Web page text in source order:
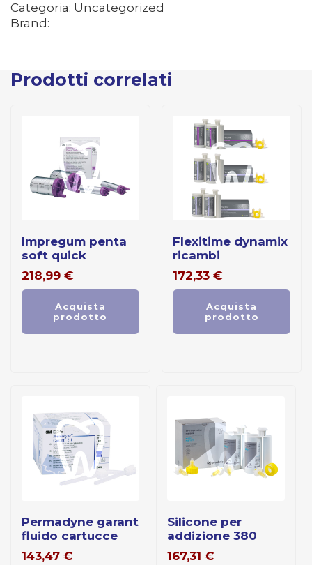
Categoria: Uncategorized
Brand:
Prodotti correlati
impregum penta
soft quick
218,99 €
Acquista
prodotto
flexitime dynamix
ricambi
172,33 €
Acquista
prodotto
permadyne garant
fluido cartucce
143,47 €
silicone per
addizione 380
167,31 €